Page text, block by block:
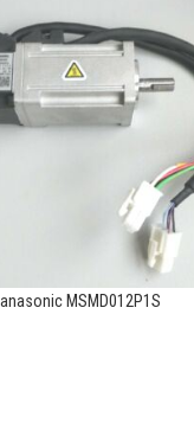
MSMD012P1S